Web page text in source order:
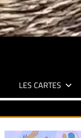
LES CARTES